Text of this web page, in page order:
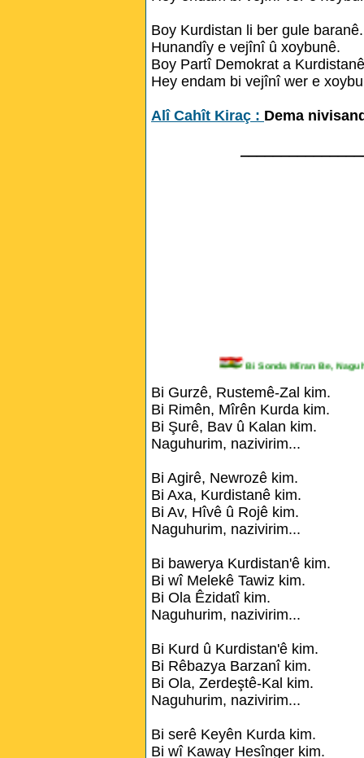
Boy Kurdistan li ber gule baranê.
Hunandîy e vejînî û xoybunê.
Boy Partî Demokrat a
Hey endam bi vejînî wer e
Alî Cahît Kiraç : Dema
Bi Sonda Mîran Be,
Bi Gurzê, Rustemê-Zal kim.
Bi Rimên, Mîrên Kurda kim.
Bi Şurê, Bav û Kalan kim.
Naguhurim, nazivirim...
Bi Agirê, Newrozê kim.
Bi Axa, Kurdistanê kim.
Bi Av, Hîvê û Rojê kim.
Naguhurim, nazivirim...
Bi bawerya Kurdistan'ê kim.
Bi wî Melekê Tawiz kim.
Bi Ola Êzidatî kim.
Naguhurim, nazivirim...
Bi Kurd û Kurdistan'ê kim.
Bi Rêbazya Barzanî kim.
Bi Ola, Zerdeştê-Kal kim.
Naguhurim, nazivirim...
Bi serê Keyên Kurda kim.
Bi wî Kaway Hesînger kim.